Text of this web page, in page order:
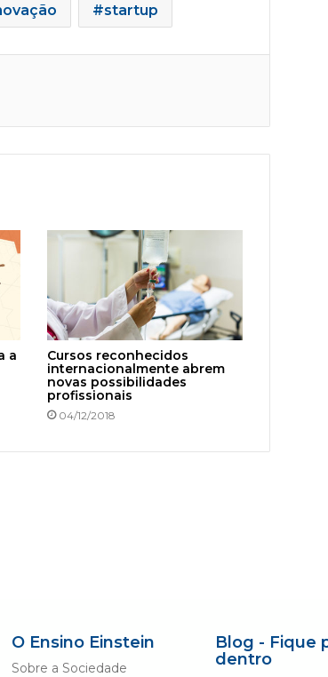
startup
a
Cursos reconhecidos
internacionalmente abrem
novas possibilidades
profissionais
04/12/2018
O Ensino Einstein
Sobre a Sociedade
Blog - Fique
dentro